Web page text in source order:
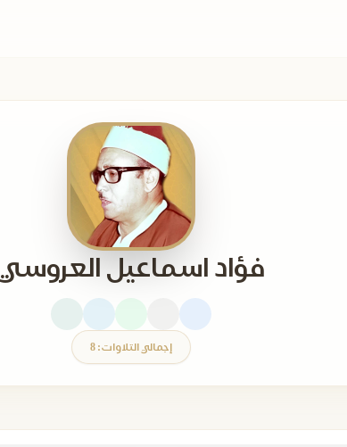
فؤاد اسماعيل العروسي
إجمالي التلاوات: 8